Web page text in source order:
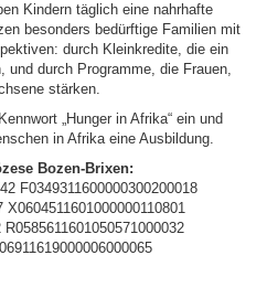
Kindern täglich eine nahrhafte
besonders bedürftige Familien mit
durch Kleinkredite, die ein
und durch Programme, die Frauen,
stärken.
„Hunger in Afrika“ ein und
in Afrika eine Ausbildung.
Bozen-Brixen:
F0349311600000300200018